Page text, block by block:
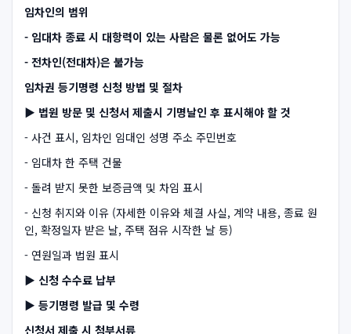
임차인의 범위
- 임대차 종료 시 대항력이 있는 사람은 물론 없어도 가능
- 전차인(전대차)은 불가능
임차권 등기명령 신청 방법 및 절차
▶ 법원 방문 및 신청서 제출시 기명날인 후 표시해야 할 것
- 사건 표시, 임차인 임대인 성명 주소 주민번호
- 임대차 한 주택 건물
- 돌려 받지 못한 보증금액 및 차임 표시
- 신청 취지와 이유 (자세한 이유와 체결 사실, 계약 내용, 종료 원
인, 확정일자 받은 날, 주택 점유 시작한 날 등)
- 연원일과 법원 표시
▶ 신청 수수료 납부
▶ 등기명령 발급 및 수령
신청서 제출 시 첨부서류